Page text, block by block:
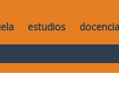
estudios docencia